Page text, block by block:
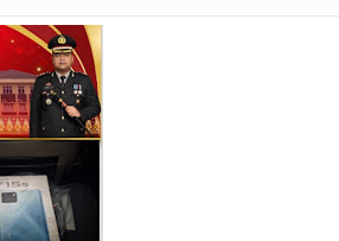
Berhasil Diamankan.
Subuh di Kawasan Masjid Syuhada
KRYD Sasar Potensi Gangguan Kamtibmas
II, Tiga Terduga Pelaku Diamankan
Disembunyikan di Panci Presto